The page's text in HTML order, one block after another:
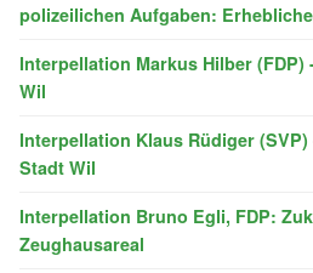
polizeilichen Aufgaben:
Interpellation Markus Hilber (FDP)
Wil
Interpellation Klaus Rüdiger
Stadt Wil
Interpellation Bruno Egli, FDP:
Zeughausareal